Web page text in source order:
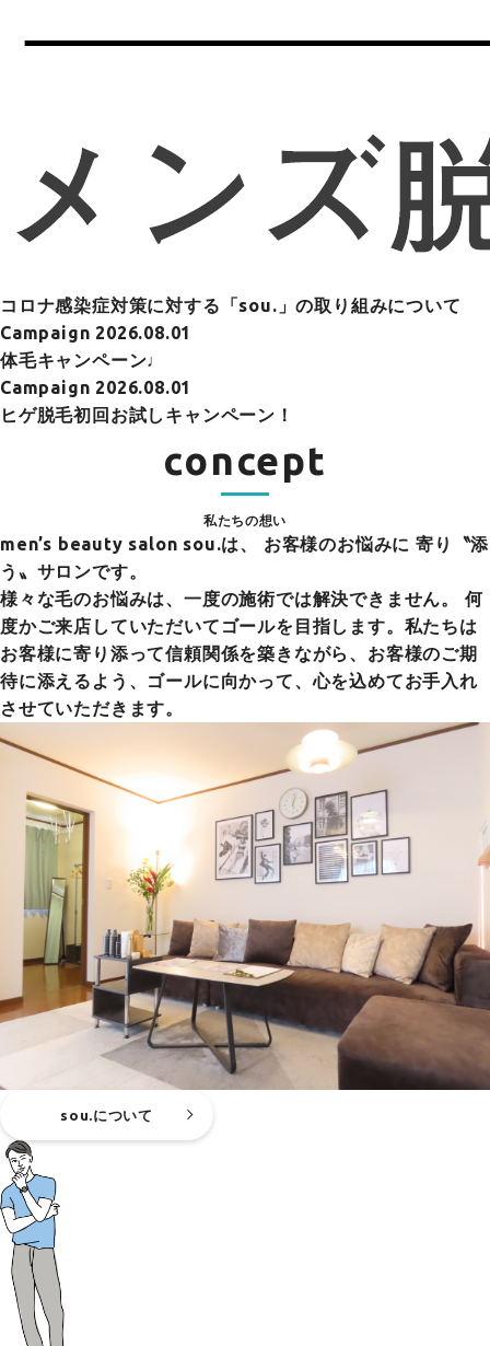
コロナ感染症対策に対する「sou.」の取り組みについて
Campaign 2026.08.01
体毛キャンペーン♩
Campaign 2026.08.01
ヒゲ脱毛初回お試しキャンペーン！
concept
私たちの想い
men’s beauty salon sou.は、
お客様のお悩みに 寄り〝添
う〟サロンです。
様々な毛のお悩みは、一度の施術では解決できません。 何
度かご来店していただいてゴールを目指します。私たちは
お客様に寄り添って信頼関係を築きながら、お客様のご期
待に添えるよう、ゴールに向かって、心を込めてお手入れ
させていただきます。
sou.について